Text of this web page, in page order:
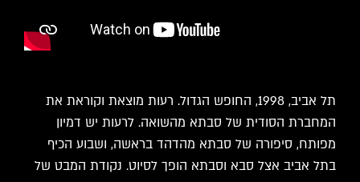
תל אביב, 1998, החופש הגדול. רעות מוצאת וקוראת את
המחברת הסודית של סבתא מהשואה. לרעות יש דמיון
מפותח, סיפורה של סבתא מהדהד בראשה, ושבוע הכיף
בתל אביב אצל סבא וסבתא הופך לסיוט. נקודת המבט של